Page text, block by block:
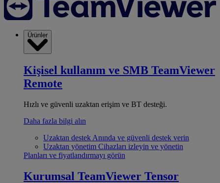
Ürünler
Kişisel kullanım ve SMB TeamViewer
Remote
Hızlı ve güvenli uzaktan erişim ve BT desteği.
Daha fazla bilgi alın
Uzaktan destek Anında ve güvenli destek verin
Uzaktan yönetim Cihazları izleyin ve yönetin
Planları ve fiyatlandırmayı görün
Kurumsal TeamViewer Tensor